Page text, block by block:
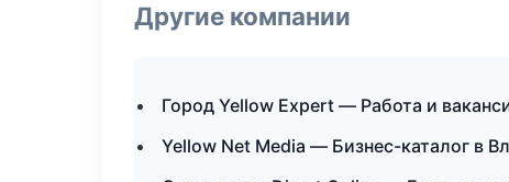
Другие компании
Город Yellow Expert — Работа и
Yellow Net Media — Бизнес-каталог в